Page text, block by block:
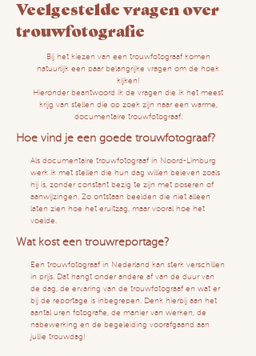
Veelgestelde vragen over
trouwfotografie
Bij het kiezen van een trouwfotograaf komen
natuurlijk een paar belangrijke vragen om de hoek
kijken!
Hieronder beantwoord ik de vragen die ik het meest
krijg van stellen die op zoek zijn naar een warme,
documentaire trouwfotograaf.
Hoe vind je een goede trouwfotograaf?
Als documentaire trouwfotograaf in Noord-Limburg
werk ik met stellen die hun dag willen beleven zoals
hij is, zonder constant bezig te zijn met poseren of
aanwijzingen. Zo ontstaan beelden die niet alleen
laten zien hoe het eruitzag, maar vooral hoe het
voelde.
Wat kost een trouwreportage?
Een trouwfotograaf in Nederland kan sterk verschillen
in prijs. Dat hangt onder andere af van de duur van
de dag, de ervaring van de trouwfotograaf en wat er
bij de reportage is inbegrepen. Denk hierbij aan het
aantal uren fotografie, de manier van werken, de
nabewerking en de begeleiding voorafgaand aan
jullie trouwdag!